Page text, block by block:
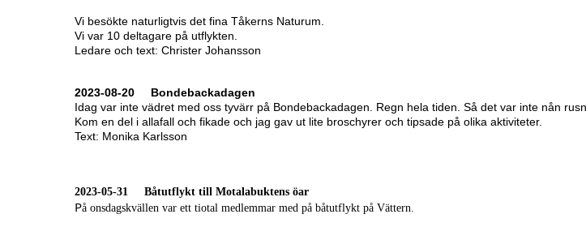
Vi besökte naturligtvis det fina Tåkerns Naturum.
Vi var 10 deltagare på utflykten.
Ledare och text: Christer Johansson
2023-08-20 Bondebackadagen
Idag var inte vädret med oss tyvärr på Bondebackadagen. Regn hela tiden. Så det var inte nån
Kom en del i allafall och fikade och jag gav ut lite broschyrer och tipsade på olika aktiviteter.
Text: Monika Karlsson
2023-05-31 Båtutflykt till Motalabuktens öar
På onsdagskvällen var ett tiotal medlemmar med på båtutflykt på Vättern.